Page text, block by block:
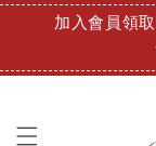
加入會員領